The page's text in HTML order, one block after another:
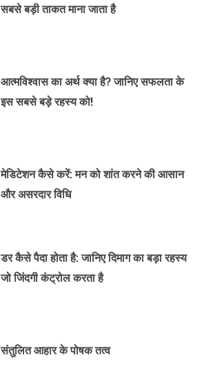
सबसे बड़ी ताकत माना जाता है
आत्मविश्वास का अर्थ क्या है? जानिए सफलता के
इस सबसे बड़े रहस्य को!
मेडिटेशन कैसे करें: मन को शांत करने की आसान
और असरदार विधि
डर कैसे पैदा होता है: जानिए दिमाग का बड़ा रहस्य
जो जिंदगी कंट्रोल करता है
संतुलित आहार के पोषक तत्व